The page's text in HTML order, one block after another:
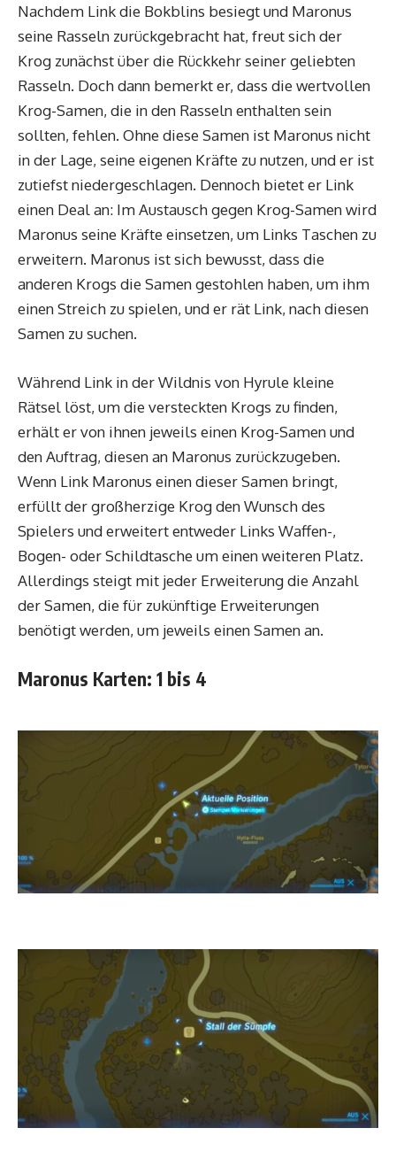
Nachdem Link die Bokblins besiegt und Maronus
seine Rasseln zurückgebracht hat, freut sich der
Krog zunächst über die Rückkehr seiner geliebten
Rasseln. Doch dann bemerkt er, dass die wertvollen
Krog-Samen, die in den Rasseln enthalten sein
sollten, fehlen. Ohne diese Samen ist Maronus nicht
in der Lage, seine eigenen Kräfte zu nutzen, und er ist
zutiefst niedergeschlagen. Dennoch bietet er Link
einen Deal an: Im Austausch gegen Krog-Samen wird
Maronus seine Kräfte einsetzen, um Links Taschen zu
erweitern. Maronus ist sich bewusst, dass die
anderen Krogs die Samen gestohlen haben, um ihm
einen Streich zu spielen, und er rät Link, nach diesen
Samen zu suchen.
Während Link in der Wildnis von Hyrule kleine
Rätsel löst, um die versteckten Krogs zu finden,
erhält er von ihnen jeweils einen Krog-Samen und
den Auftrag, diesen an Maronus zurückzugeben.
Wenn Link Maronus einen dieser Samen bringt,
erfüllt der großherzige Krog den Wunsch des
Spielers und erweitert entweder Links Waffen-,
Bogen- oder Schildtasche um einen weiteren Platz.
Allerdings steigt mit jeder Erweiterung die Anzahl
der Samen, die für zukünftige Erweiterungen
benötigt werden, um jeweils einen Samen an.
Maronus Karten: 1 bis 4